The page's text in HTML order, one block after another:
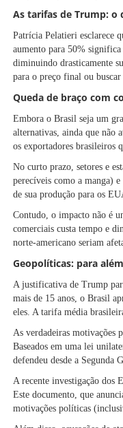
As tarifas de Trump: o
Patrícia Pelatieri esclarece
aumento para 50%
diminuindo drasticamente
para o preço final ou
Queda de braço com
Embora o Brasil seja um
alternativas, ainda que não
os exportadores brasileiros
No curto prazo, setores e
perecíveis como a manga)
de sua produção para os
Contudo, o impacto não é
comerciais custa tempo e
norte-americano seriam
Geopolíticas: para
A justificativa de Trump
mais de 15 anos, o Brasil
eles. A tarifa média
As verdadeiras motivações
Baseados em uma lei
defendeu desde a Segunda
A recente investigação dos
Este documento, que
motivações políticas